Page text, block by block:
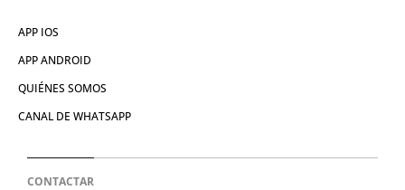
APP IOS
APP ANDROID
QUIÉNES SOMOS
CANAL DE WHATSAPP
CONTACTAR